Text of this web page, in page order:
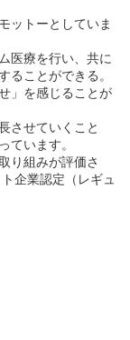
ットーとしていま
医療を行い、共に
ることができる。
」を感じることが
させていくこと
ています。
り組みが評価さ
企業認定（レギュ